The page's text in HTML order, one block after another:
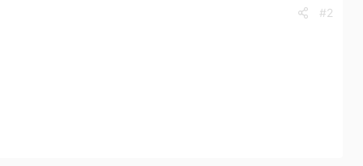
#2